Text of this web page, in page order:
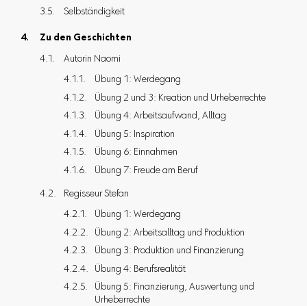
Selbständigkeit
Zu den Geschichten
Autorin Naomi
Übung 1: Werdegang
Übung 2 und 3: Kreation und Urheberrechte
Übung 4: Arbeitsaufwand, Alltag
Übung 5: Inspiration
Übung 6: Einnahmen
Übung 7: Freude am Beruf
Regisseur Stefan
Übung 1: Werdegang
Übung 2: Arbeitsalltag und Produktion
Übung 3: Produktion und Finanzierung
Übung 4: Berufsrealität
Übung 5: Finanzierung, Auswertung und
Urheberrechte